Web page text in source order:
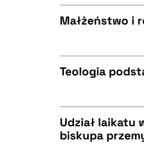
BIBTEX
BIBTEX
Małżeństwo i
Teologia
Udział laikatu
biskupa